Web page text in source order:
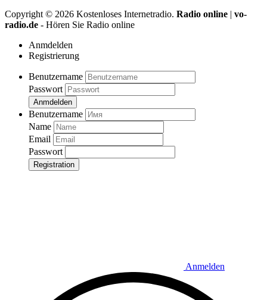
Copyright © 2026 Kostenloses Internetradio. Radio online | vo-
radio.de - Hören Sie Radio online
Anmdelden
Registrierung
Benutzername
Passwort
Anmdelden
Benutzername
Name
Email
Passwort
Registration
Anmelden